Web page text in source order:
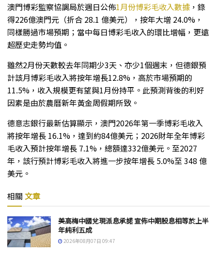
澳門博彩監察協調局於週日公佈1月份博彩毛收入數據 ，錄
得226億澳門元（折合 28.1 億美元），按年大增 24.0%，
同樣勝過市場預期；當中每日博彩毛收入的環比增幅，更遠
超歷史走勢均值。
雖然2月份天數較去年同期少3天、亦少1個週末，但德銀預
計該月博彩毛收入將按年增長12.8%，高於市場預期的
11.5%，收入規模更有望與1月份持平。此預測背後的利好
因素是由於農曆新年黃金周假期所致。
德意志銀行最新估算顯示，澳門2026年第一季博彩毛收入
將按年增長 16.1%，達到約84億美元；2026財年全年博彩
毛收入預計按年增長 7.1%，總額達332億美元。至2027
年，該行預計博彩毛收入將進一步按年增長 5.0%至 348 億
美元。
相關 文章
美高梅中國兌現派息承諾 宣佈中期股息相等於上半
年純利五成
2026年08月07日 09:47